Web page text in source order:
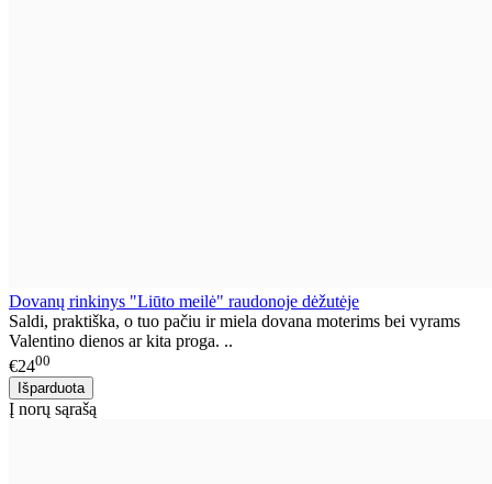
Dovanų rinkinys "Liūto meilė" raudonoje dėžutėje
Saldi, praktiška, o tuo pačiu ir miela dovana moterims bei vyrams
Valentino dienos ar kita proga. ..
€2400
Į norų sąrašą